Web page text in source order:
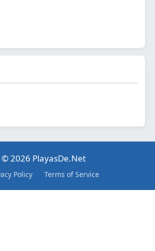
© 2026 PlayasDe.Net
Policy Terms of Service